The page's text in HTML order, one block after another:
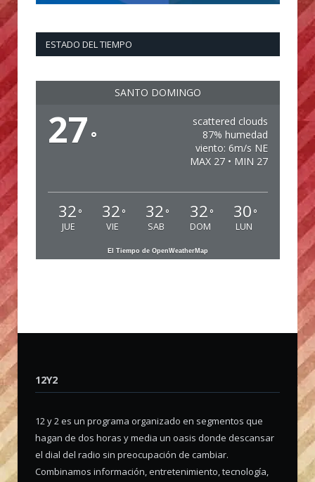
ESTADO DEL TIEMPO
SANTO DOMINGO
27 °
scattered clouds
87% humedad
viento: 6m/s NE
MAX 27 • MIN 27
32 °
JUE
32 °
VIE
32 °
SAB
32 °
DOM
30 °
LUN
El Tiempo de OpenWeatherMap
12Y2
12 y 2 es un programa organizado en segmentos que
hagan de dos horas y media un oasis donde descansar
el dial del radio sin preocupación de cambiar.
Combinamos información, entretenimiento, tecnología,